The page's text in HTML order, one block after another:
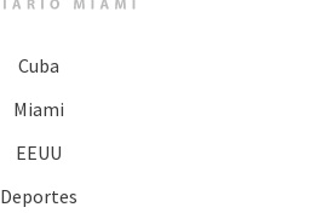
Cuba
Miami
EEUU
Deportes